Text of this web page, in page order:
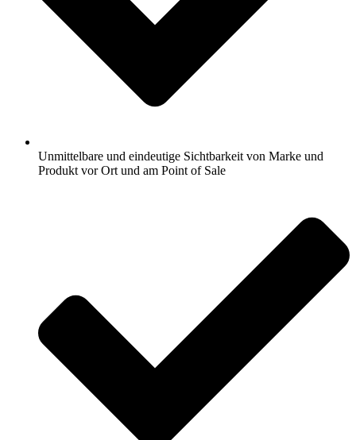
Unmittelbare und eindeutige Sichtbarkeit von Marke und
Produkt vor Ort und am Point of Sale